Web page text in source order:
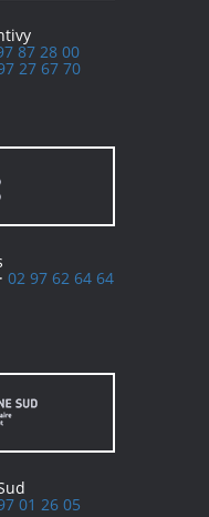
87 28 00
27 67 70
02 97 62 64 64
01 26 05